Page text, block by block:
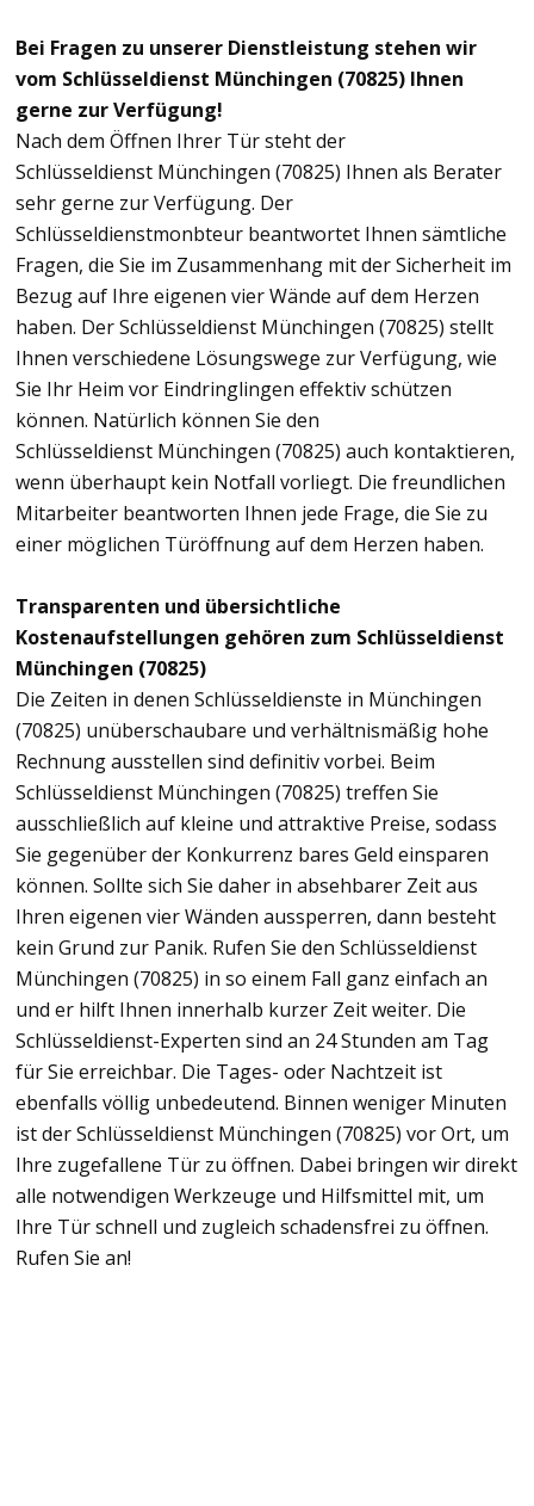
Bei Fragen zu unserer Dienstleistung stehen wir
vom Schlüsseldienst Münchingen (70825) Ihnen
gerne zur Verfügung!
Nach dem Öffnen Ihrer Tür steht der
Schlüsseldienst Münchingen (70825) Ihnen als Berater
sehr gerne zur Verfügung. Der
Schlüsseldienstmonbteur beantwortet Ihnen sämtliche
Fragen, die Sie im Zusammenhang mit der Sicherheit im
Bezug auf Ihre eigenen vier Wände auf dem Herzen
haben. Der Schlüsseldienst Münchingen (70825) stellt
Ihnen verschiedene Lösungswege zur Verfügung, wie
Sie Ihr Heim vor Eindringlingen effektiv schützen
können. Natürlich können Sie den
Schlüsseldienst Münchingen (70825) auch kontaktieren,
wenn überhaupt kein Notfall vorliegt. Die freundlichen
Mitarbeiter beantworten Ihnen jede Frage, die Sie zu
einer möglichen Türöffnung auf dem Herzen haben.
Transparenten und übersichtliche
Kostenaufstellungen gehören zum Schlüsseldienst
Münchingen (70825)
Die Zeiten in denen Schlüsseldienste in Münchingen
(70825) unüberschaubare und verhältnismäßig hohe
Rechnung ausstellen sind definitiv vorbei. Beim
Schlüsseldienst Münchingen (70825) treffen Sie
ausschließlich auf kleine und attraktive Preise, sodass
Sie gegenüber der Konkurrenz bares Geld einsparen
können. Sollte sich Sie daher in absehbarer Zeit aus
Ihren eigenen vier Wänden aussperren, dann besteht
kein Grund zur Panik. Rufen Sie den Schlüsseldienst
Münchingen (70825) in so einem Fall ganz einfach an
und er hilft Ihnen innerhalb kurzer Zeit weiter. Die
Schlüsseldienst-Experten sind an 24 Stunden am Tag
für Sie erreichbar. Die Tages- oder Nachtzeit ist
ebenfalls völlig unbedeutend. Binnen weniger Minuten
ist der Schlüsseldienst Münchingen (70825) vor Ort, um
Ihre zugefallene Tür zu öffnen. Dabei bringen wir direkt
alle notwendigen Werkzeuge und Hilfsmittel mit, um
Ihre Tür schnell und zugleich schadensfrei zu öffnen.
Rufen Sie an!